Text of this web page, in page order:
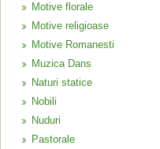
Motive florale
Motive religioase
Motive Romanesti
Muzica Dans
Naturi statice
Nobili
Nuduri
Pastorale